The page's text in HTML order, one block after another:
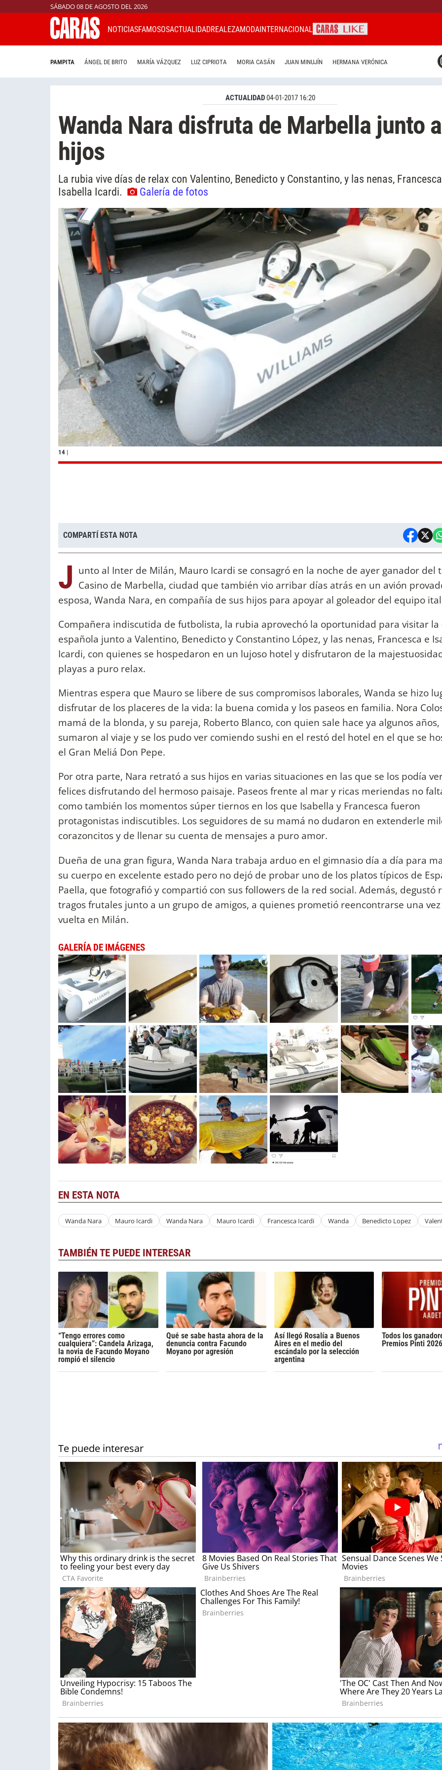
SÁBADO 08 DE AGOSTO DEL 2026
NOTICIASFAMOSOSACTUALIDADREALEZAMODAINTERNACIONAL
PAMPITA ÁNGEL DE BRITO MARÍA VÁZQUEZ LUZ CIPRIOTA MORIA CASÁN JUAN MINUJÍN HERMANA VERÓNICA
ACTUALIDAD04-01-2017 16:20
Wanda Nara disfruta de Marbella junto
hijos
La rubia vive días de relax con Valentino, Benedicto y Constantino, y las nenas,
Isabella Icardi.
Galería de fotos
14 |
COMPARTÍ ESTA NOTA
J unto al Inter de Milán, Mauro Icardi se consagró en la noche de ayer ganador del
Casino de Marbella, ciudad que también vio arribar días atrás en un avión
esposa, Wanda Nara, en compañía de sus hijos para apoyar al goleador del equipo
Compañera indiscutida de futbolista, la rubia aprovechó la oportunidad para visitar la
española junto a Valentino, Benedicto y Constantino López, y las nenas, Francesca e
Icardi, con quienes se hospedaron en un lujoso hotel y disfrutaron de la
playas a puro relax.
Mientras espera que Mauro se libere de sus compromisos laborales, Wanda se hizo
disfrutar de los placeres de la vida: la buena comida y los paseos en familia. Nora
mamá de la blonda, y su pareja, Roberto Blanco, con quien sale hace ya algunos años,
sumaron al viaje y se los pudo ver comiendo sushi en el restó del hotel en el que se
el Gran Meliá Don Pepe.
Por otra parte, Nara retrató a sus hijos en varias situaciones en las que se los podía
felices disfrutando del hermoso paisaje. Paseos frente al mar y ricas meriendas no
como también los momentos súper tiernos en los que Isabella y Francesca fueron
protagonistas indiscutibles. Los seguidores de su mamá no dudaron en extenderle
corazoncitos y de llenar su cuenta de mensajes a puro amor.
Dueña de una gran figura, Wanda Nara trabaja arduo en el gimnasio día a día para
su cuerpo en excelente estado pero no dejó de probar uno de los platos típicos de
Paella, que fotografió y compartió con sus followers de la red social. Además, degustó
tragos frutales junto a un grupo de amigos, a quienes prometió reencontrarse una
vuelta en Milán.
GALERÍA DE IMÁGENES
EN ESTA NOTA
Wanda Nara Mauro Icardi Wanda Nara Mauro Icardi Francesca Icardi Wanda Benedicto Lopez
TAMBIÉN TE PUEDE INTERESAR
“Tengo errores como
cualquiera”: Candela Arizaga,
la novia de Facundo Moyano
rompió el silencio
Qué se sabe hasta ahora de la
denuncia contra Facundo
Moyano por agresión
Así llegó Rosalía a Buenos
Aires en el medio del
escándalo por la selección
argentina
Todos los
Premios Pinti 2026